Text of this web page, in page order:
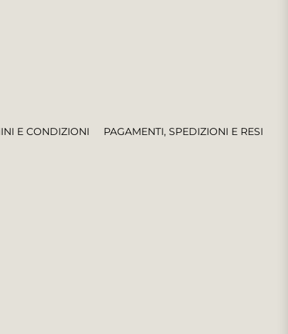
PAGAMENTI, SPEDIZIONI E RESI
E CONDIZIONI